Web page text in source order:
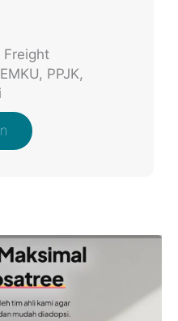
Freight
PPJK,